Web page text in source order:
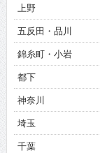
上野
五反田・品川
錦糸町・小岩
都下
神奈川
埼玉
千葉